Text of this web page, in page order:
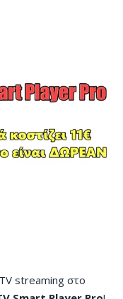
streaming στο